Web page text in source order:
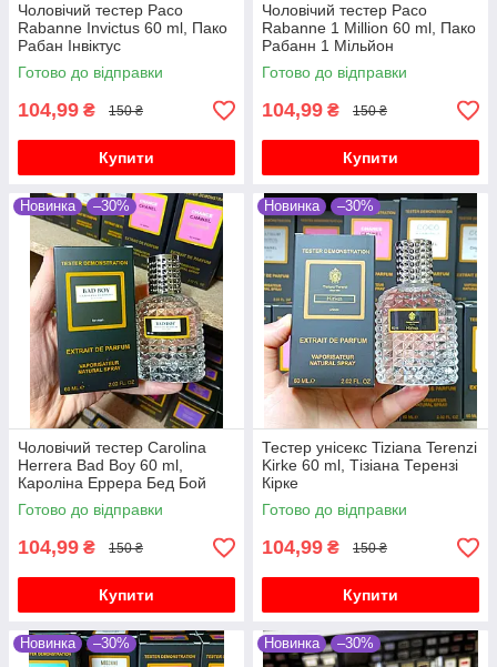
Чоловічий тестер Paco
Rabanne Invictus 60 ml, Пако
Рабан Інвіктус
Готово до відправки
104,99 ₴ 150 ₴
Купити
Чоловічий тестер Paco
Rabanne 1 Million 60 ml, Пако
Рабанн 1 Мільйон
Готово до відправки
104,99 ₴ 150 ₴
Купити
Новинка –30%
Чоловічий тестер Carolina
Herrera Bad Boy 60 ml,
Кароліна Еррера Бед Бой
Готово до відправки
104,99 ₴ 150 ₴
Купити
Новинка –30%
Тестер унісекс Tiziana Terenzi
Kirke 60 ml, Тізіана Терензі
Кірке
Готово до відправки
104,99 ₴ 150 ₴
Купити
Новинка –30% Новинка –30%